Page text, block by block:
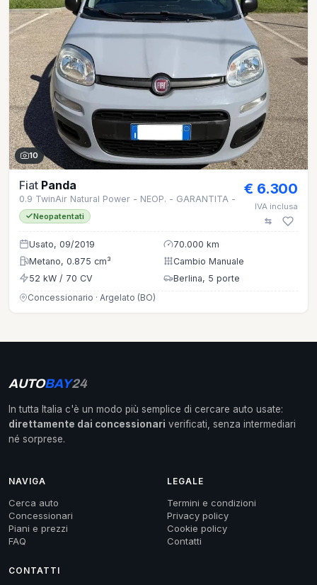
10
Fiat Panda
0.9 TwinAir Natural Power - NEOP. - GARANTITA -
Neopatentati
€ 6.300
IVA inclusa
Usato, 09/2019
70.000 km
Metano, 0.875 cm³
Cambio Manuale
52 kW / 70 CV
Berlina, 5 porte
Concessionario · Argelato (BO)
AUTOBAY24
In tutta Italia c'è un modo più semplice di cercare auto usate:
direttamente dai concessionari verificati, senza intermediari
né sorprese.
NAVIGA
Cerca auto
Concessionari
Piani e prezzi
FAQ
LEGALE
Termini e condizioni
Privacy policy
Cookie policy
Contatti
CONTATTI